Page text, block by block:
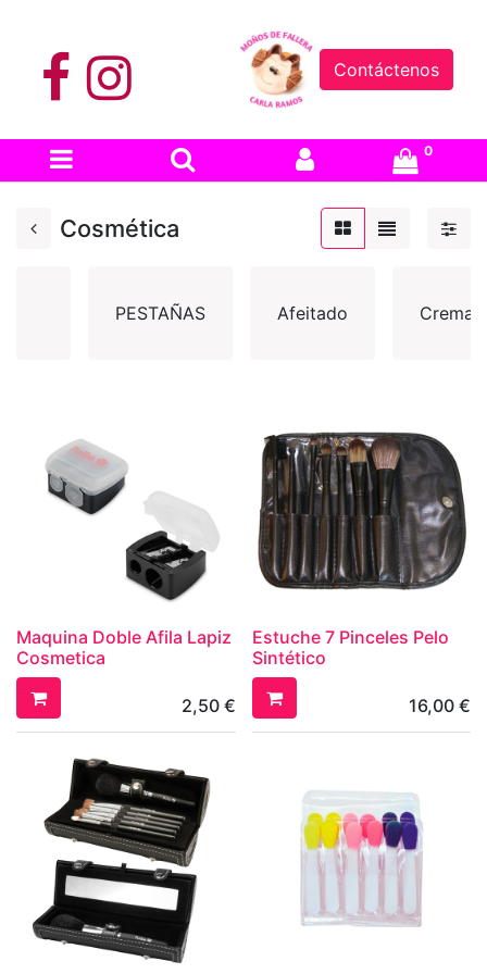
Contáctenos
0
Cosmética
PESTAÑAS Afeitado Cremas
Maquina Doble Afila Lapiz
Cosmetica
2,50€
Estuche 7 Pinceles Pelo
Sintético
16,00 €